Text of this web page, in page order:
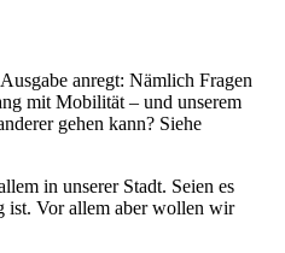
anregt: Nämlich Fragen
mit Mobilität – und unserem
gehen kann? Siehe
in unserer Stadt. Seien es
ist. Vor allem aber wollen wir